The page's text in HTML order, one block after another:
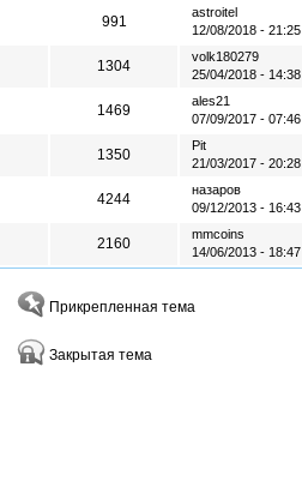
991
astroitel
12/08/2018 - 21:25
1304
volk180279
25/04/2018 - 14:38
1469
ales21
07/09/2017 - 07:46
1350
Pit
21/03/2017 - 20:28
4244
назаров
09/12/2013 - 16:43
2160
mmcoins
14/06/2013 - 18:47
Прикрепленная тема
Закрытая тема